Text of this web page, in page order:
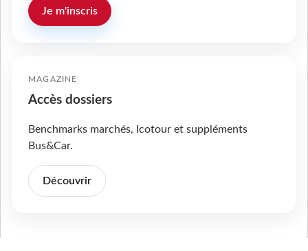
Je m'inscris
MAGAZINE
Accès dossiers
Benchmarks marchés, Icotour et suppléments
Bus&Car.
Découvrir